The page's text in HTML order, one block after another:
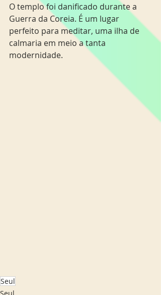
O templo foi danificado durante a
Guerra da Coreia. É um lugar
perfeito para meditar, uma ilha de
calmaria em meio a tanta
modernidade.
Seul